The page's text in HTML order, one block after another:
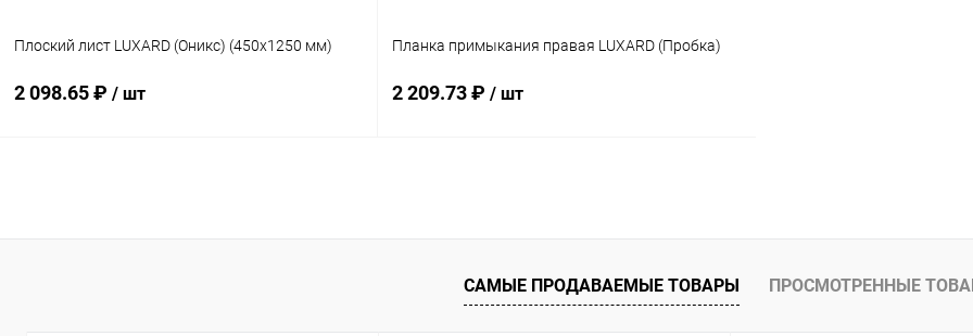
Плоский лист LUXARD (Оникс) (450х1250 мм)
2 098.65 ₽ / шт
Купить в 1 клик Сравнение
Планка примыкания правая LUXARD (Пробка)
2 209.73 ₽ / шт
Купить в 1 клик Сравнение
В избранное Под заказ
САМЫЕ ПРОДАВАЕМЫЕ ТОВАРЫ ПРОСМОТРЕННЫЕ